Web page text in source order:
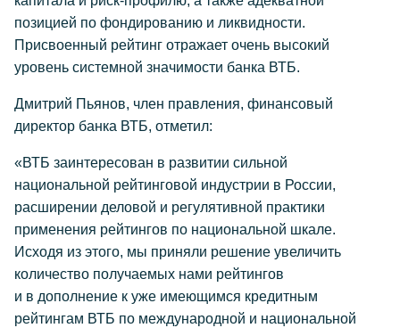
позицией по фондированию и ликвидности.
Присвоенный рейтинг отражает очень высокий
уровень системной значимости банка ВТБ.
Дмитрий Пьянов, член правления, финансовый
директор банка ВТБ, отметил:
«ВТБ заинтересован в развитии сильной
национальной рейтинговой индустрии в России,
расширении деловой и регулятивной практики
применения рейтингов по национальной шкале.
Исходя из этого, мы приняли решение увеличить
количество получаемых нами рейтингов
и в дополнение к уже имеющимся кредитным
рейтингам ВТБ по международной и национальной